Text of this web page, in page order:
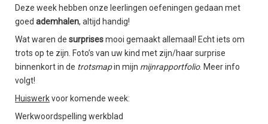
Deze week hebben onze leerlingen oefeningen gedaan met
goed ademhalen, altijd handig!
Wat waren de surprisesmooi gemaakt allemaal! Echt iets om
trots op te zijn. Foto’s van uw kind met zijn/haar surprise
binnenkort in de trotsmapin mijn mijnrapportfolio. Meer info
volgt!
Huiswerkvoor komende week:
Werkwoordspelling werkblad